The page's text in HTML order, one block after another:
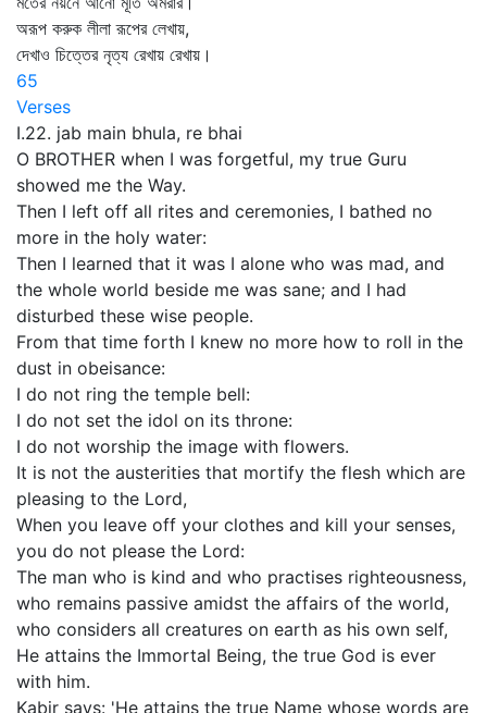
অরূপ করুক লীলা রূপের লেখায়,
দেখাও চিত্তের নৃত্য রেখায় রেখায়।
65
Verses
I.22. jab main bhula, re bhai
O BROTHER when I was forgetful, my true Guru
showed me the Way.
Then I left off all rites and ceremonies, I bathed no
more in the holy water:
Then I learned that it was I alone who was mad, and
the whole world beside me was sane; and I had
disturbed these wise people.
From that time forth I knew no more how to roll in the
dust in obeisance:
I do not ring the temple bell:
I do not set the idol on its throne:
I do not worship the image with flowers.
It is not the austerities that mortify the flesh which are
pleasing to the Lord,
When you leave off your clothes and kill your senses,
you do not please the Lord:
The man who is kind and who practises righteousness,
who remains passive amidst the affairs of the world,
who considers all creatures on earth as his own self,
He attains the Immortal Being, the true God is ever
with him.
Kabir says: 'He attains the true Name whose words are